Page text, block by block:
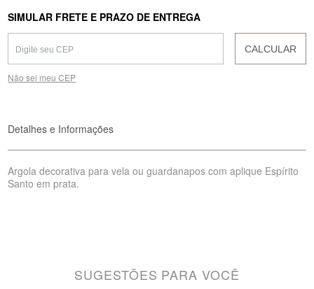
SIMULAR FRETE E PRAZO DE ENTREGA
CALCULAR
Não sei meu CEP
Detalhes e Informações
Argola decorativa para vela ou guardanapos com aplique Espírito
Santo em prata.
SUGESTÕES PARA VOCÊ